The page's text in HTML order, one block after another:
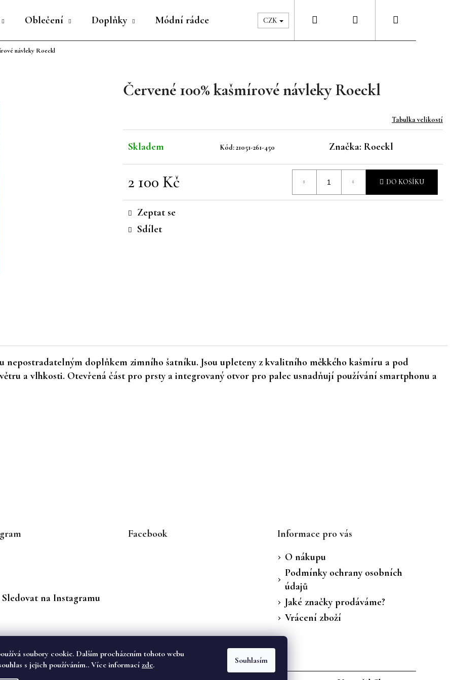
soubory cookie. Dalším procházením tohoto webu
s jejich používáním.. Více informacízde. Souhlasím
Oblečení Doplňky Módní rádce Péče & Šatník Kontakty
CZK Přihlášení
návleky Roeckl
Červené 100% kašmírové návleky Roeckl
Tabulka velikostí
Skladem Kód:21051-261-450 Značka:Roeckl
2 100 Kč
cena:
DO KOŠÍKU
Zeptat se
Sdílet
nepostradatelným doplňkem zimního šatníku. Jsou upleteny z kvalitního měkkého kašmíru a pod
a vlhkosti. Otevřená část pro prsty a integrovaný otvor pro palec usnadňují používání smartphonu a
Co potřebujete najít?
HLEDAT
Sledovat na Instagramu
Facebook
Informace pro vás
O nákupu
Podmínky ochrany osobních
údajů
Jaké značky prodáváme?
Vrácení zboží